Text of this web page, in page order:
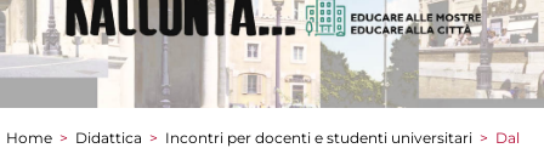
Home > Didattica > Incontri per docenti e studenti universitari > Dal